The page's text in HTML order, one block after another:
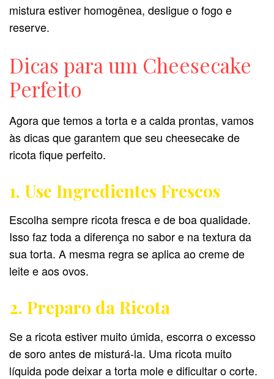
mistura estiver homogênea, desligue o fogo e
reserve.
Dicas para um Cheesecake
Perfeito
Agora que temos a torta e a calda prontas, vamos
às dicas que garantem que seu cheesecake de
ricota fique perfeito.
1. Use Ingredientes Frescos
Escolha sempre ricota fresca e de boa qualidade.
Isso faz toda a diferença no sabor e na textura da
sua torta. A mesma regra se aplica ao creme de
leite e aos ovos.
2. Preparo da Ricota
Se a ricota estiver muito úmida, escorra o excesso
de soro antes de misturá-la. Uma ricota muito
líquida pode deixar a torta mole e dificultar o corte.